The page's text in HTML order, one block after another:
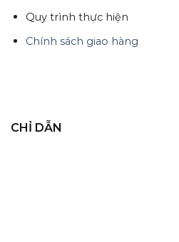
Quy trình thực hiện
Chính sách giao hàng
CHỈ DẪN